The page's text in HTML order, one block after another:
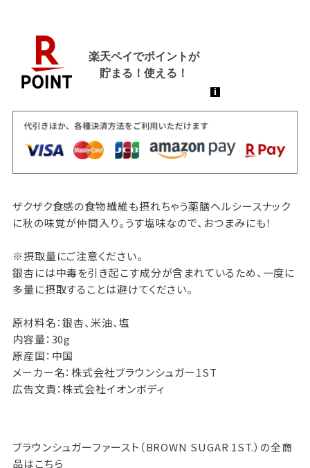
ザクザク食感の食物繊維も摂れちゃう薬膳ヘルシースナック
に秋の味覚が仲間入り。うす塩味なので、おつまみにも！
※摂取量にご注意ください。
銀杏には中毒を引き起こす成分が含まれているため、一度に
多量に摂取することは避けてください。
原材料名：銀杏、米油、塩
内容量：30g
原産国：中国
メーカー名：株式会社ブラウンシュガー1ST
広告文責：株式会社イオンボディ
ブラウンシュガーファースト（BROWN SUGAR 1ST.）の全商
品はこちら